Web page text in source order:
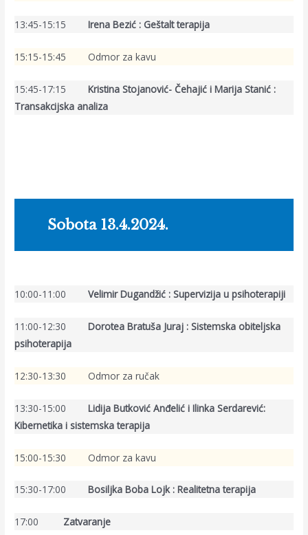
13:45-15:15Irena Bezić : Geštalt terapija
15:15-15:45 Odmor za kavu
15:45-17:15Kristina Stojanović- Čehajić i Marija Stanić :
Transakcijska analiza
Sobota 13.4.2024.
10:00-11:00Velimir Dugandžić : Supervizija u psihoterapiji
11:00-12:30Dorotea Bratuša Juraj : Sistemska obiteljska
psihoterapija
12:30-13:30 Odmor za ručak
13:30-15:00Lidija Butković Anđelić i Ilinka Serdarević:
Kibernetika i sistemska terapija
15:00-15:30 Odmor za kavu
15:30-17:00Bosiljka Boba Lojk : Realitetna terapija
17:00 Zatvaranje